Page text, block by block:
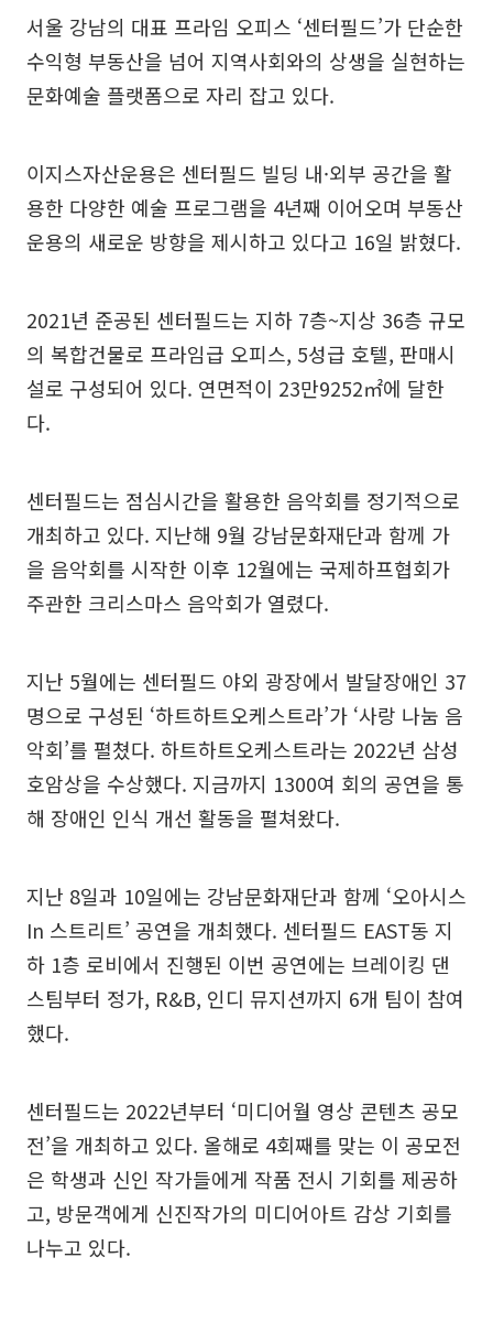
서울 강남의 대표 프라임 오피스 ‘센터필드’가 단순한
수익형 부동산을 넘어 지역사회와의 상생을 실현하는
문화예술 플랫폼으로 자리 잡고 있다.
이지스자산운용은 센터필드 빌딩 내·외부 공간을 활
용한 다양한 예술 프로그램을 4년째 이어오며 부동산
운용의 새로운 방향을 제시하고 있다고 16일 밝혔다.
2021년 준공된 센터필드는 지하 7층~지상 36층 규모
의 복합건물로 프라임급 오피스, 5성급 호텔, 판매시
설로 구성되어 있다. 연면적이 23만9252㎡에 달한
다.
센터필드는 점심시간을 활용한 음악회를 정기적으로
개최하고 있다. 지난해 9월 강남문화재단과 함께 가
을 음악회를 시작한 이후 12월에는 국제하프협회가
주관한 크리스마스 음악회가 열렸다.
지난 5월에는 센터필드 야외 광장에서 발달장애인 37
명으로 구성된 ‘하트하트오케스트라’가 ‘사랑 나눔 음
악회’를 펼쳤다. 하트하트오케스트라는 2022년 삼성
호암상을 수상했다. 지금까지 1300여 회의 공연을 통
해 장애인 인식 개선 활동을 펼쳐왔다.
지난 8일과 10일에는 강남문화재단과 함께 ‘오아시스
In 스트리트’ 공연을 개최했다. 센터필드 EAST동 지
하 1층 로비에서 진행된 이번 공연에는 브레이킹 댄
스팀부터 정가, R&B, 인디 뮤지션까지 6개 팀이 참여
했다.
센터필드는 2022년부터 ‘미디어월 영상 콘텐츠 공모
전’을 개최하고 있다. 올해로 4회째를 맞는 이 공모전
은 학생과 신인 작가들에게 작품 전시 기회를 제공하
고, 방문객에게 신진작가의 미디어아트 감상 기회를
나누고 있다.